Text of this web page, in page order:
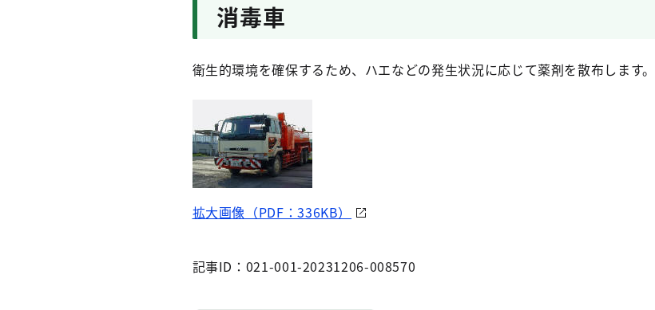
消毒車
衛生的環境を確保するため、ハエなどの発生状況に応じて薬剤を散布します。
拡大画像（PDF：336KB）
記事ID：021-001-20231206-008570